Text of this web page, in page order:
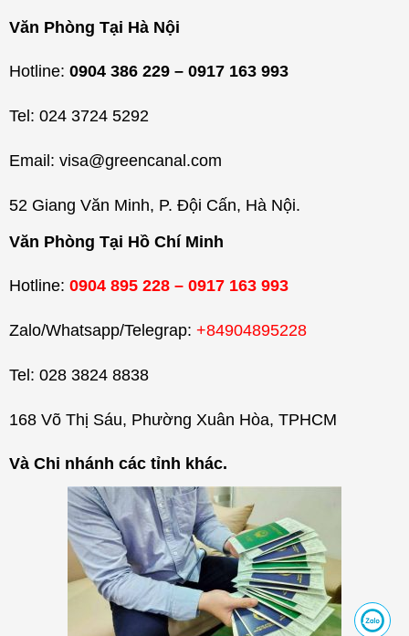
Văn Phòng Tại Hà Nội
Hotline: 0904 386 229 – 0917 163 993
Tel: 024 3724 5292
Email: visa@greencanal.com
52 Giang Văn Minh, P. Đội Cấn, Hà Nội.
Văn Phòng Tại Hồ Chí Minh
Hotline: 0904 895 228 – 0917 163 993
Zalo/Whatsapp/Telegrap: +84904895228
Tel: 028 3824 8838
168 Võ Thị Sáu, Phường Xuân Hòa, TPHCM
Và Chi nhánh các tỉnh khác.